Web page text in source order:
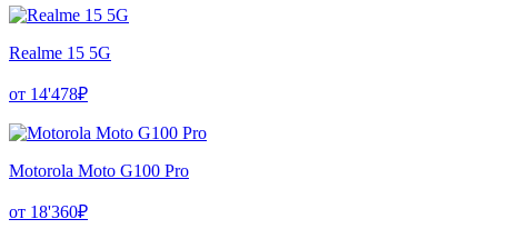
Realme 15 5G
от 14'478₽
Motorola Moto G100 Pro
от 18'360₽